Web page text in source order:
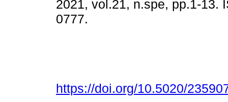
2021, vol.21, n.spe, pp.1-13.
0777.
https://doi.org/10.5020/